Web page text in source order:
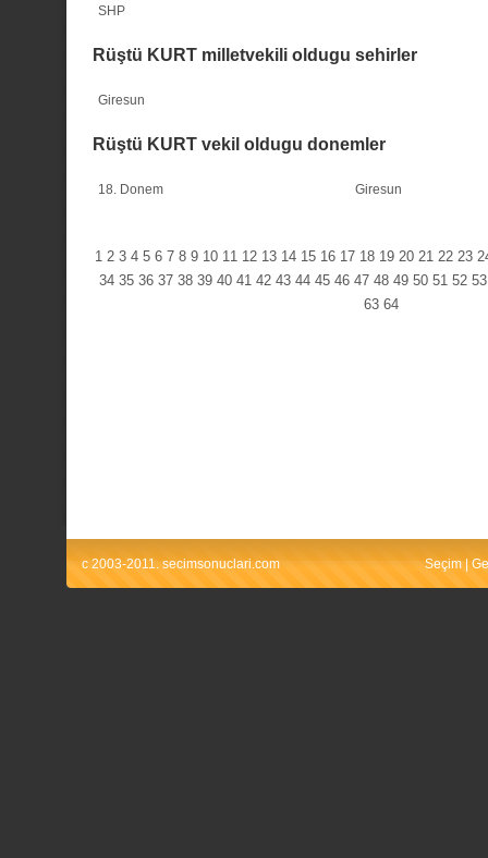
SHP
Rüştü KURT milletvekili oldugu sehirler
Giresun
Rüştü KURT vekil oldugu donemler
18. Donem Giresun
1 2 3 4 5 6 7 8 9 10 11 12 13 14 15 16 17 18 19 20 21 22 23
34 35 36 37 38 39 40 41 42 43 44 45 46 47 48 49 50 51 52 53
63 64
c 2003-2011. secimsonuclari.com Seçim